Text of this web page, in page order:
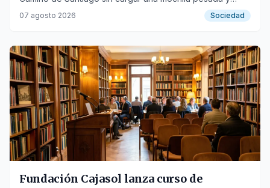
descansando cada noche en un buen alojamiento.
07 agosto 2026 Sociedad
Fundación Cajasol lanza curso de